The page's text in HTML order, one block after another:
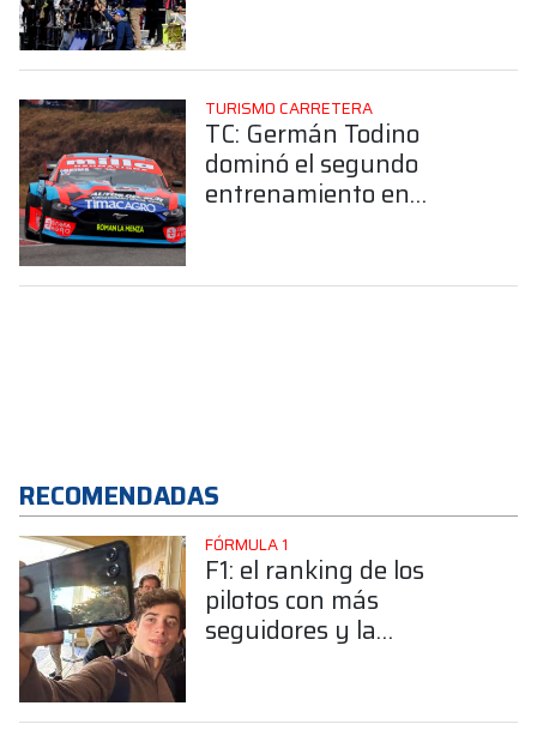
TURISMO CARRETERA
TC: Germán Todino
dominó el segundo
entrenamiento en
RECOMENDADAS
FÓRMULA 1
F1: el ranking de los
pilotos con más
seguidores y la